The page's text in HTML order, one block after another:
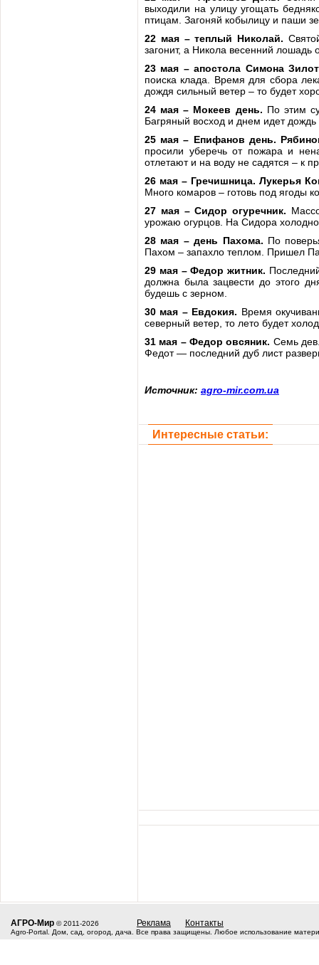
выходили на улицу угощать
птицам. Загоняй кобылицу и паши
22 мая – теплый Николай.
загонит, а Никола весенний
23 мая – апостола Симона
поиска клада. Время для сбора
дождя сильный ветер – то будет
24 мая – Мокеев день. По этим
Багряный восход и днем идет
25 мая – Епифанов день.
просили уберечь от пожара и
отлетают и на воду не садятся – к
26 мая – Гречишница. Лукерья
Много комаров – готовь под ягоды
27 мая – Сидор огуречник.
урожаю огурцов. На Сидора холодно
28 мая – день Пахома. По
Пахом – запахло теплом. Пришел
29 мая – Федор житник.
должна была зацвести до этого
будешь с зерном.
30 мая – Евдокия. Время
северный ветер, то лето будет
31 мая – Федор овсяник. Семь
Федот — последний дуб лист
Источник: agro-mir.com.ua
Интересные статьи:
АГРО-Мир © 2011-2026 Реклама Контакты
Agro-Portal. Дом, сад, огород, дача. Все права защищены. Любое использование